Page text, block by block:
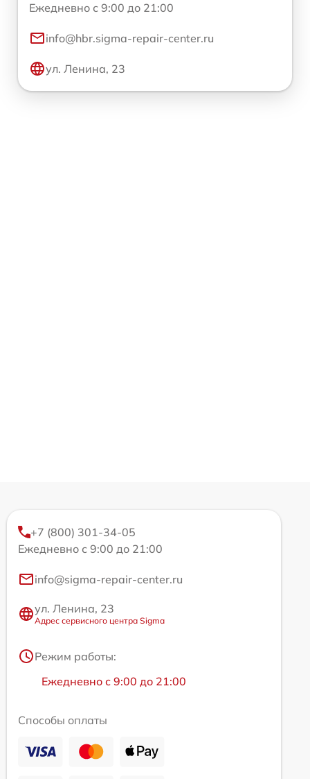
Ежедневно с 9:00 до 21:00
info@hbr.sigma-repair-center.ru
ул. Ленина, 23
+7 (800) 301-34-05
Ежедневно с 9:00 до 21:00
info@sigma-repair-center.ru
ул. Ленина, 23
Адрес сервисного центра Sigma
Режим работы:
Ежедневно с 9:00 до 21:00
Способы оплаты